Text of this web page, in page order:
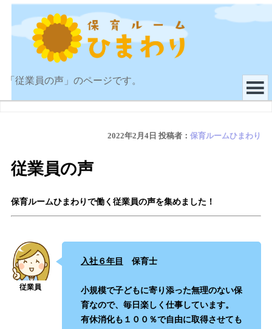
「従業員の声」のページです。
2022年2月4日 投稿者：保育ルームひまわり
従業員の声
保育ルームひまわりで働く従業員の声を集めました！
入社６年目 保育士
小規模で子どもに寄り添った無理のない保
育なので、毎日楽しく仕事しています。
有休消化も１００％で自由に取得させても